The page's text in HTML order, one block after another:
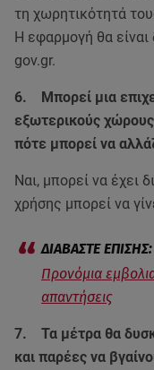
τη χωρητικότητά
Η εφαρμογή θα
gov.gr.
6. Μπορεί μια
εξωτερικούς
πότε μπορεί να
Ναι, μπορεί να έχει
χρήσης μπορεί να
Προνόμια
απαντήσεις
7. Τα μέτρα θα
και παρέες να